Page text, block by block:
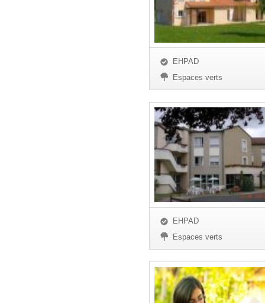
EHPAD
Espaces verts
EHPAD
Espaces verts